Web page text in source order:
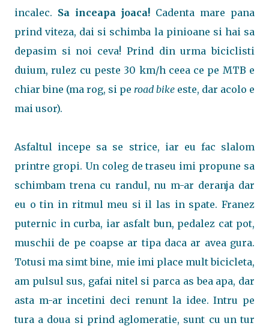
incalec. Sa inceapa joaca! Cadenta mare pana
prind viteza, dai si schimba la pinioane si hai sa
depasim si noi ceva! Prind din urma biciclisti
duium, rulez cu peste 30 km/h ceea ce pe MTB e
chiar bine (ma rog, si pe road bike este, dar acolo e
mai usor).
Asfaltul incepe sa se strice, iar eu fac slalom
printre gropi. Un coleg de traseu imi propune sa
schimbam trena cu randul, nu m-ar deranja dar
eu o tin in ritmul meu si il las in spate. Franez
puternic in curba, iar asfalt bun, pedalez cat pot,
muschii de pe coapse ar tipa daca ar avea gura.
Totusi ma simt bine, mie imi place mult bicicleta,
am pulsul sus, gafai nitel si parca as bea apa, dar
asta m-ar incetini deci renunt la idee. Intru pe
tura a doua si prind aglomeratie, sunt cu un tur